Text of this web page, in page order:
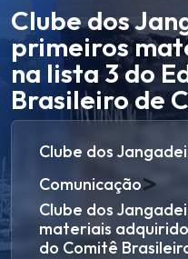
Clube dos
primeiros
na lista 3 do
Brasileiro de
Clube dos
Comunicação>
Clube dos
materiais
do Comitê